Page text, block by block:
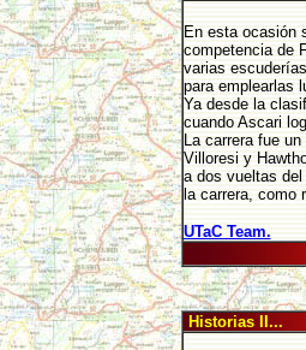
En esta ocasión
competencia de
varias
para emplearlas
Ya desde la
cuando Ascari
La carrera fue
Villoresi y
a dos vueltas del
la carrera, como
UTaC Team.
Historias II...